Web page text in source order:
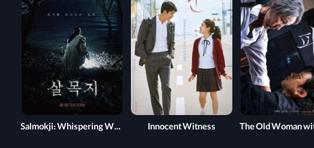
Innocent Witness
Salmokji: Whispering Water